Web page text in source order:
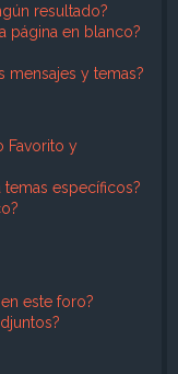
resultado?
página en blanco?
y temas?
Favorito y
específicos?
este foro?